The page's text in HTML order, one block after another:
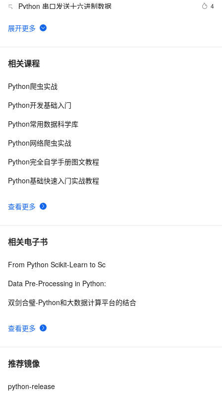
5 Python 串口发送十六进制数据 4
6 Python 多线程之threading介绍
7 python synflood test
8 Python是一种广泛使用的高级编程语言，具有许多优点
super()函数使用
10Python探索记(15)——Python内置函数
相关课程
查看更多
Python爬虫实战
Python开发基础入门
Python常用数据科学库
Python网络爬虫实战
Python完全自学手册图文教程
Python基础快速入门实战教程
相关电子书
查看更多
From Python Scikit-Learn to Sc
Data Pre-Processing in Python:
双剑合璧-Python和大数据计算平台的结合
推荐镜像
python-release